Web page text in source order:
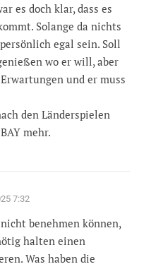
es doch klar, dass es
Solange da nichts
egal sein. Soll
wo er will, aber
und er muss
den Länderspielen
mehr.
7:32
benehmen können,
halten einen
Was haben die